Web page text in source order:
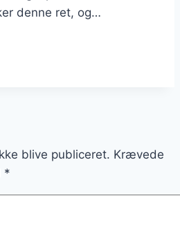
denne ret, og…
blive publiceret. Krævede
*